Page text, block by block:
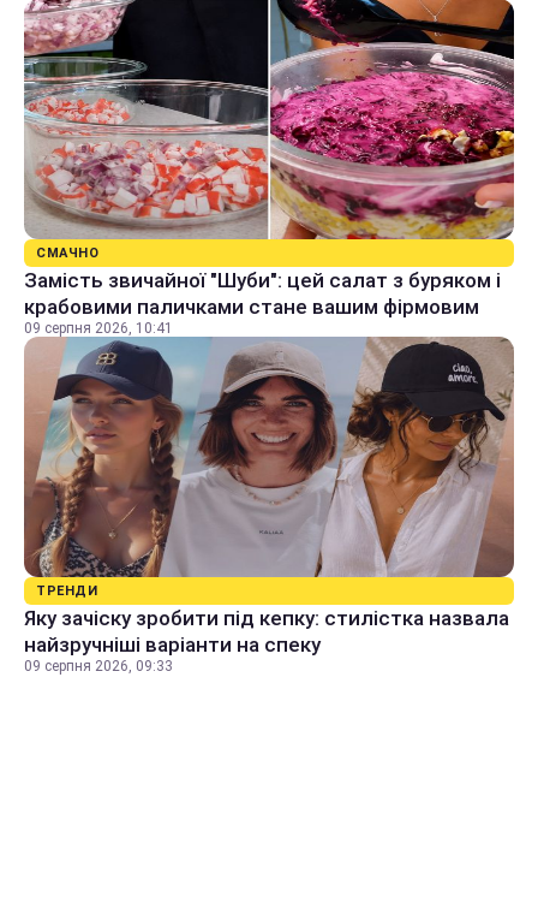
СМАЧНО
Замість звичайної "Шуби": цей салат з буряком і
крабовими паличками стане вашим фірмовим
09 серпня 2026, 10:41
ТРЕНДИ
Яку зачіску зробити під кепку: стилістка назвала
найзручніші варіанти на спеку
09 серпня 2026, 09:33